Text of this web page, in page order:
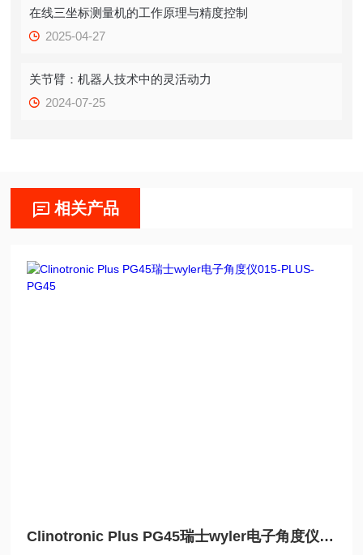
在线三坐标测量机的工作原理与精度控制
2025-04-27
关节臂：机器人技术中的灵活动力
2024-07-25
相关产品
Clinotronic Plus PG45瑞士wyler电子角度仪015-PLUS-PG45